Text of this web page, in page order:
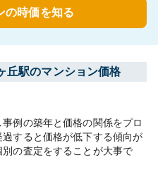
の時価を知る
丘駅のマンション価格
例の築年と価格の関係をプロ
すると価格が低下する傾向が
の査定をすることが大事で